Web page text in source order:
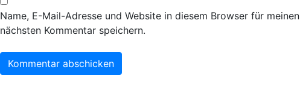
Name, E-Mail-Adresse und Website in diesem Browser für meinen
nächsten Kommentar speichern.